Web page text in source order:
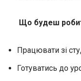
Що будеш
Працювати зі
Готуватись до